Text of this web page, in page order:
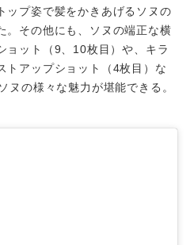
ップ姿で髪をかきあげるソヌの
。その他にも、ソヌの端正な横
ョット（9、10枚目）や、キラ
トアップショット（4枚目）な
ヌの様々な魅力が堪能できる。